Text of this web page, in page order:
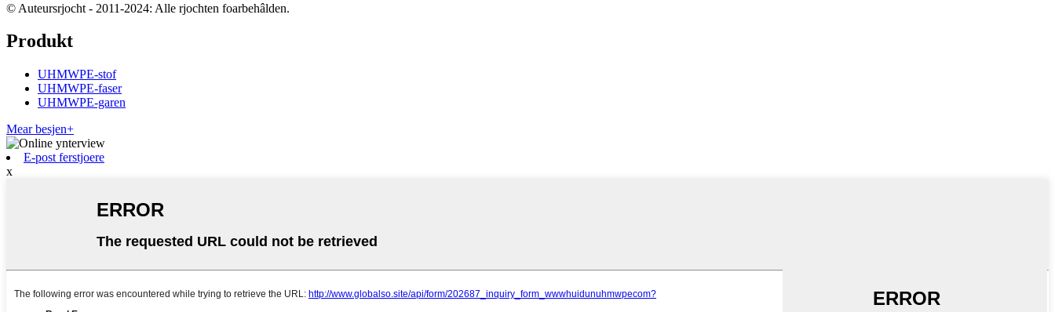
© Auteursrjocht - 2011-2024: Alle rjochten foarbehâlden.
Produkt
UHMWPE-stof
UHMWPE-faser
UHMWPE-garen
Mear besjen+
E-post ferstjoere
x